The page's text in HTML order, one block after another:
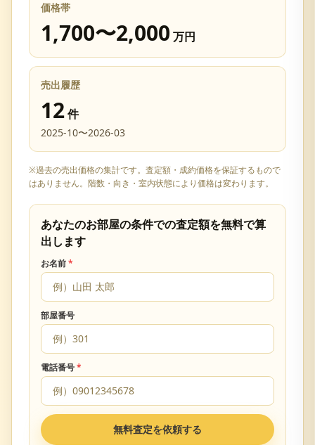
価格帯
1,700〜2,000 万円
売出履歴
12件
2025-10〜2026-03
※過去の売出価格の集計です。査定額・成約価格を保証するもので
はありません。階数・向き・室内状態により価格は変わります。
あなたのお部屋の条件での査定額を無料で算
出します
お名前*
部屋番号
電話番号*
無料査定を依頼する